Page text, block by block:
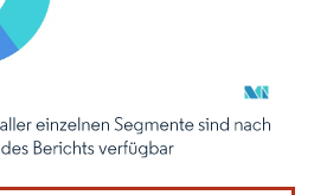
erfordert Namensnennung